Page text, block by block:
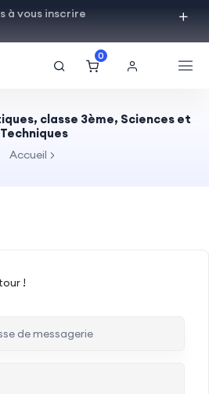
à vous inscrire
0
classe 3ème, Sciences et
Techniques
Accueil
!